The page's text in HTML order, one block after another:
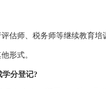
估师、税务师等继续教育培
形式。
分登记?